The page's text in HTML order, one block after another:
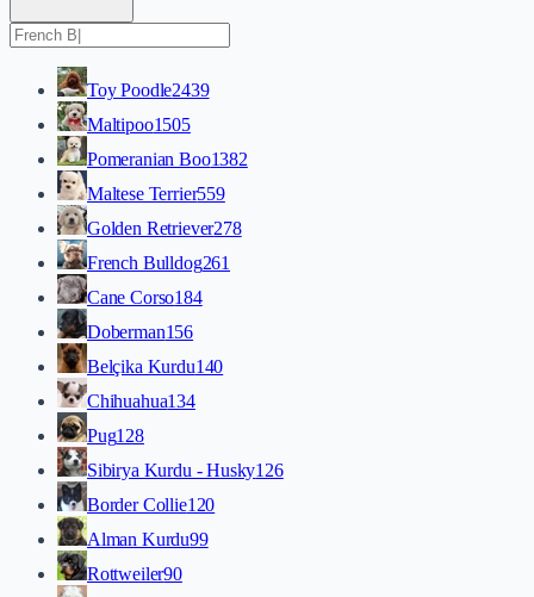
Toy Poodle2439
Maltipoo1505
Pomeranian Boo1382
Maltese Terrier559
Golden Retriever278
French Bulldog261
Cane Corso184
Doberman156
Belçika Kurdu140
Chihuahua134
Pug128
Sibirya Kurdu - Husky126
Border Collie120
Alman Kurdu99
Rottweiler90